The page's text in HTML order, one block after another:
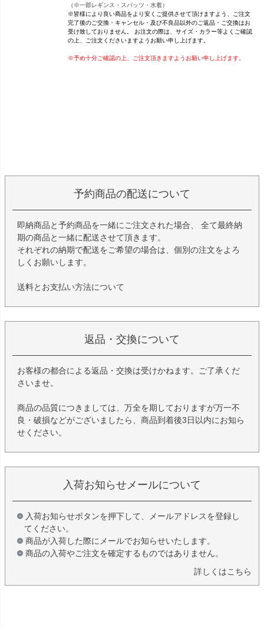
（※一部レギンス・スパッツ・水着）
※皆様により良い商品をより安くご提供させて頂けますよう、ご注文
完了後のご交換・キャンセル・及び不良品以外のご返品・ご交換はお
受け致しておりません。 お注文の際は、サイズ・カラー等よくご確認
の上、ご注文くださいますようお願い申し上げます。
※予め十分ご確認の上、ご注文頂きますようお願い申し上げます。
予約商品の配送について
即納商品と予約商品を一緒にご注文された場合、 全て最終納
期の商品と一緒に配送させて頂きます。
それぞれの納期で配送をご希望の場合は、個別の注文をよろ
しくお願いします。
送料とお支払い方法について
返品・交換について
お客様の都合による返品・交換は受けかねます。ご了承くだ
さいませ。
商品の品質につきましては、万全を期しておりますが万一不
良・破損などがございましたら、商品到着後3日以内にお知ら
せください。
入荷お知らせメールについて
入荷お知らせボタンを押下して、メールアドレスを登録し
てください。
商品が入荷した際にメールでお知らせいたします。
商品の入荷やご注文を確定するものではありません。
詳しくはこちら